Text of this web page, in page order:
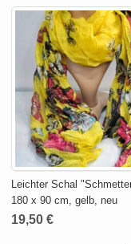
Leichter Schal
180 x 90 cm, gelb, neu
19,50 €